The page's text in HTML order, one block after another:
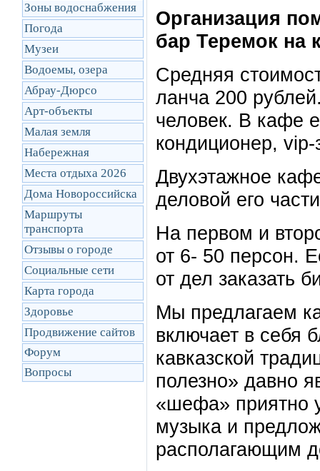
Зоны водоснабжения
Погода
Музеи
Водоемы, озера
Абрау-Дюрсо
Арт-объекты
Малая земля
Набережная
Места отдыха 2026
Дома Новороссийска
Маршруты
транcпорта
Отзывы о городе
Социальные сети
Карта города
Здоровье
Продвижение сайтов
Форум
Вопросы
Организация
бар Теремок на
Средняя
ланча 200
человек. В кафе
кондиционер, vip-
Двухэтажное
деловой его
На первом и
от 6- 50 персон.
от дел заказать
Мы предлагаем
включает в себя
кавказской
полезно» давно
«шефа» приятно
музыка и
располагающим